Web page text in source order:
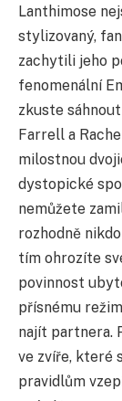
Lanthimose
stylizovaný,
zachytili jeho
fenomenální
zkuste
Farrell a
milostnou
dystopické
nemůžete
rozhodně
tím ohrozíte
povinnost
přísnému
najít partnera.
ve zvíře, které
pravidlům